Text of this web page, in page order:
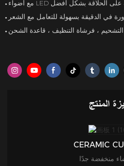
●
●
● ، فرشاة التنظيف ، قاعدة الشحن
المنتج
CERAMIC